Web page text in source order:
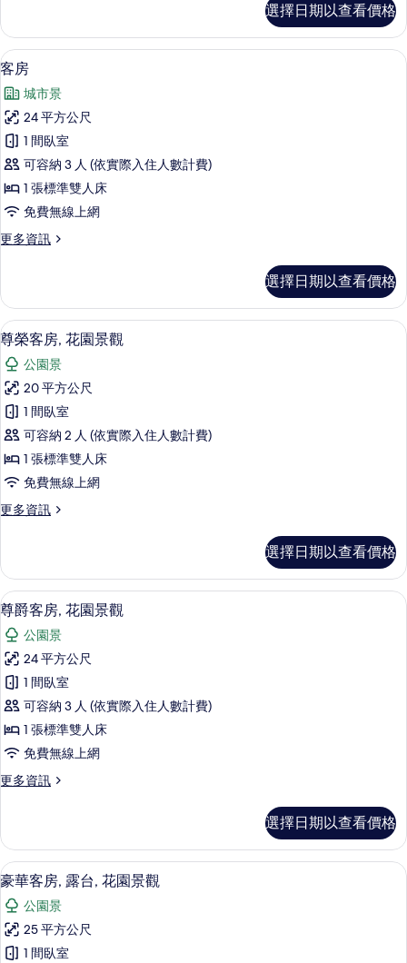
相
片
雙
人
房
詳
情
選擇日期以查看價格
顯
示
客
房
的
所
有
相
片
6
客房
城市景
24 平方公尺
1 間臥室
可容納 3 人 (依實際入住人數計費)
1 張標準雙人床
免費無線上網
更多資訊
更
的
詳
情
選擇日期以查看價格
顯
示
尊
榮
客
房,
花
園
景
的
所
有
相
片
尊榮客房, 花園景觀 | 高級寢具、迷你
7
尊榮客房, 花園景觀
公園景
20 平方公尺
1 間臥室
可容納 2 人 (依實際入住人數計費)
1 張標準雙人床
免費無線上網
更多資訊
更
客
房,
花
園
景
觀
的
詳
情
選擇日期以查看價格
顯
示
尊
爵
客
房,
花
園
景
的
所
有
相
片
尊爵客房, 花園景觀 | 高級寢具、迷你
5
尊爵客房, 花園景觀
公園景
24 平方公尺
1 間臥室
可容納 3 人 (依實際入住人數計費)
1 張標準雙人床
免費無線上網
更多資訊
更
客
房,
花
景
觀
的
詳
選擇日期以查看價格
顯
示
豪
華
豪華客房, 露台, 花園景觀 | 高級寢具
7
豪華客房, 露台, 花園景觀
公園景
25 平方公尺
1 間臥室